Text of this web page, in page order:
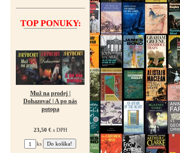
TOP PONUKY:
Muž na prodej |
Dohazovač | A po nás
potopa
23,50 €s DPH
ks